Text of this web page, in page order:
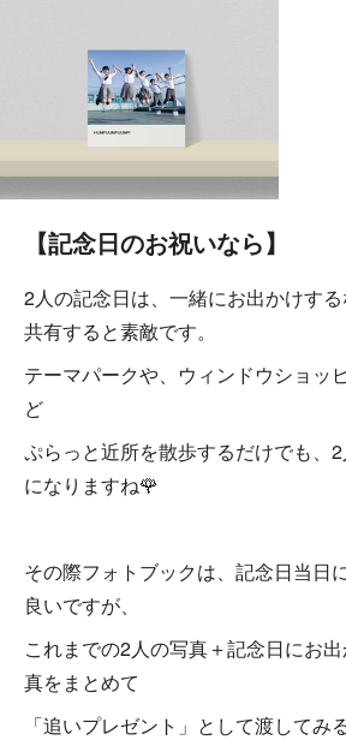
【記念日のお祝いなら】
2人の記念日は、一緒にお出かけす
共有すると素敵です。
テーマパークや、ウィンドウショッ
ど
ぷらっと近所を散歩するだけでも、
になりますね🌹
その際フォトブックは、記念日当日
良いですが、
これまでの2人の写真＋記念日にお
真をまとめて
「追いプレゼント」として渡してみ